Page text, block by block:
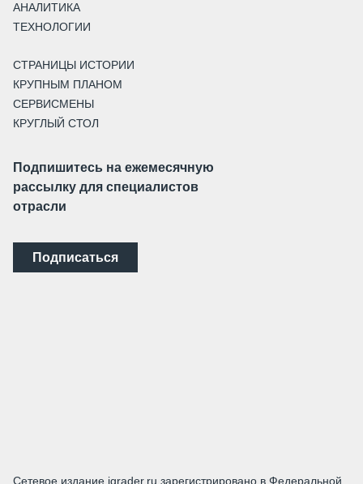
АНАЛИТИКА
ТЕХНОЛОГИИ
СТРАНИЦЫ ИСТОРИИ
КРУПНЫМ ПЛАНОМ
СЕРВИСМЕНЫ
КРУГЛЫЙ СТОЛ
Подпишитесь на ежемесячную
рассылку для специалистов
отрасли
Подписаться
Сетевое издание igrader.ru зарегистрировано в Федеральной